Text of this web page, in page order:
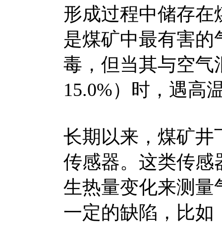
形成过程中储存
是煤矿中最有害
毒，但当其与空
15.0%）时，遇高
长期以来，煤矿井
传感器。这类传感
生热量变化来测量
一定的缺陷，比如